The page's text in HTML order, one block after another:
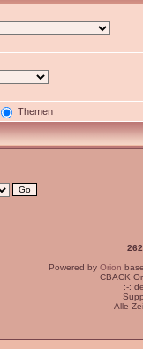
Themen
Powered by Orion
CBACK
:-:
Alle